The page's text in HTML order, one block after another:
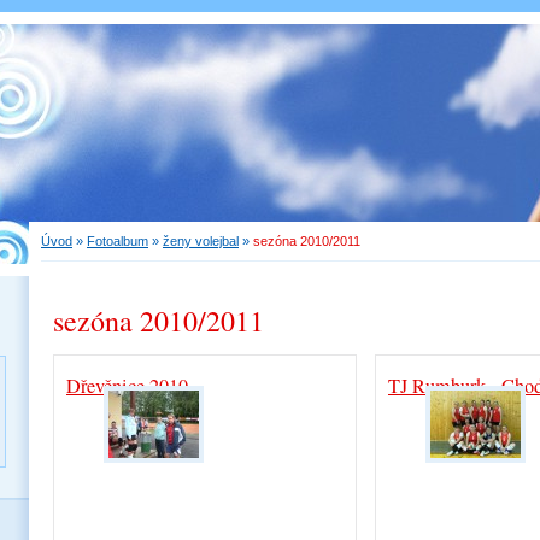
Úvod » Fotoalbum » ženy volejbal » sezóna 2010/2011
sezóna 2010/2011
Dřevěnice 2010 TJ Rumburk -